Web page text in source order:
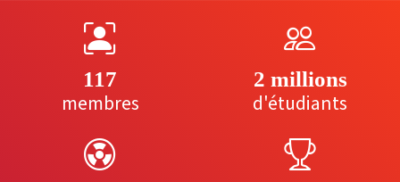
117
membres
2 millions
d'étudiants